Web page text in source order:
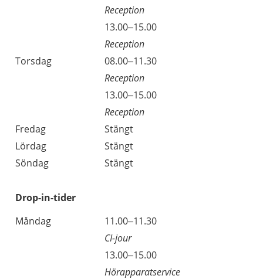
Reception
13.00–15.00
Reception
Torsdag
08.00–11.30
Reception
13.00–15.00
Reception
Fredag
Stängt
Lördag
Stängt
Söndag
Stängt
Drop-in-tider
Måndag
11.00–11.30
CI-jour
13.00–15.00
Hörapparatservice